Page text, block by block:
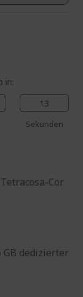
in:
12
Sekunden
Cor
GB dedizierter